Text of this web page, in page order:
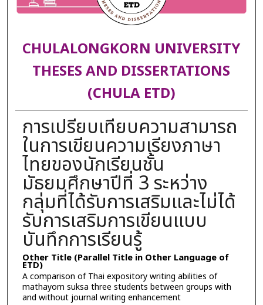
CHULALONGKORN UNIVERSITY
THESES AND DISSERTATIONS
(CHULA ETD)
การเปรียบเทียบความสามารถ
ในการเขียนความเรียงภาษา
ไทยของนักเรียนชั้น
มัธยมศึกษาปีที่ 3 ระหว่าง
กลุ่มที่ได้รับการเสริมและไม่ได้
รับการเสริมการเขียนแบบ
บันทึกการเรียนรู้
Other Title (Parallel Title in Other Language of
ETD)
A comparison of Thai expository writing abilities of
mathayom suksa three students between groups with
and without journal writing enhancement